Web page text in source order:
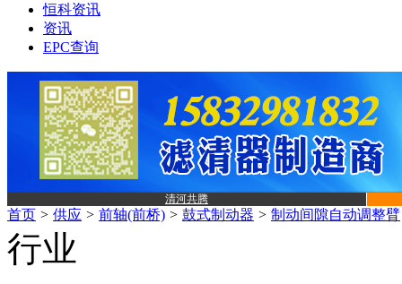
恒科资讯
资讯
EPC查询
清河共腾
首页 > 供应 > 前轴(前桥) > 鼓式制动器 > 制动间隙自动调整臂
行业